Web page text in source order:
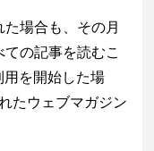
場合も、その月
の記事を読むこ
用を開始した場
たウェブマガジン